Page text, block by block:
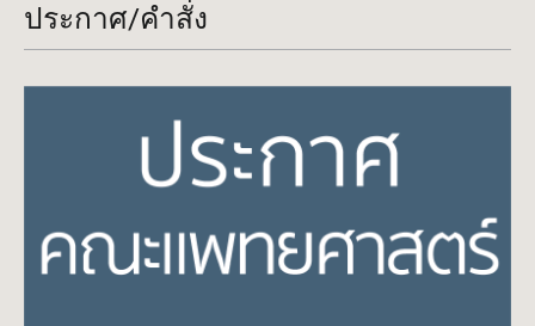
ประกาศ/คำสั่ง